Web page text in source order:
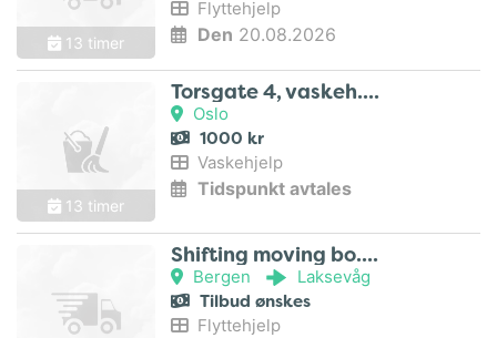
13 timer
Flyttehjelp
Den 20.08.2026
13 timer
Torsgate 4, vaskeh..
Oslo
1000 kr
Vaskehjelp
Tidspunkt avtales
Shifting moving bo..
Bergen Laksevåg
Tilbud ønskes
Flyttehjelp